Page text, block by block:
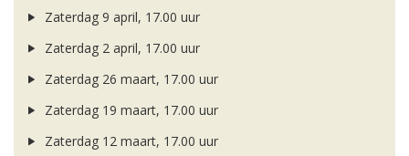
Zaterdag 9 april, 17.00 uur
Zaterdag 2 april, 17.00 uur
Zaterdag 26 maart, 17.00 uur
Zaterdag 19 maart, 17.00 uur
Zaterdag 12 maart, 17.00 uur